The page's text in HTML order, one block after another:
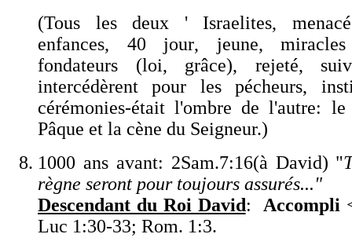
(Tous les deux ' Israelites,
enfances, 40 jour, jeune, miracles
fondateurs (loi, grâce), rejeté,
intercédèrent pour les pécheurs,
cérémonies-était l'ombre de l'autre: le
Pâque et la cène du Seigneur.)
1000 ans avant: 2Sam.7:16(à David) "
règne seront pour toujours assurés..."
Descendant du Roi David: Accompli
Luc 1:30-33; Rom. 1:3.